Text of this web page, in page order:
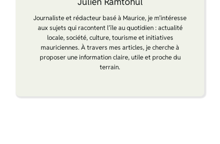
Journaliste et rédacteur basé à Maurice, je m’intéresse
aux sujets qui racontent l’île au quotidien : actualité
locale, société, culture, tourisme et initiatives
mauriciennes. À travers mes articles, je cherche à
proposer une information claire, utile et proche du
terrain.